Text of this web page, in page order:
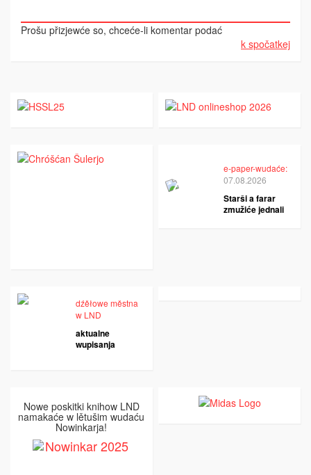
Prošu přizjewće so, chceće-li komentar podać
k spočatkej
e-paper-wudaće:
07.08.2026
Starši a farar
zmužiće jednali
dźěłowe městna
w LND
aktualne
wupisanja
Nowe poskitki knihow LND
namakaće w lětušim wudaću
Nowinkarja!